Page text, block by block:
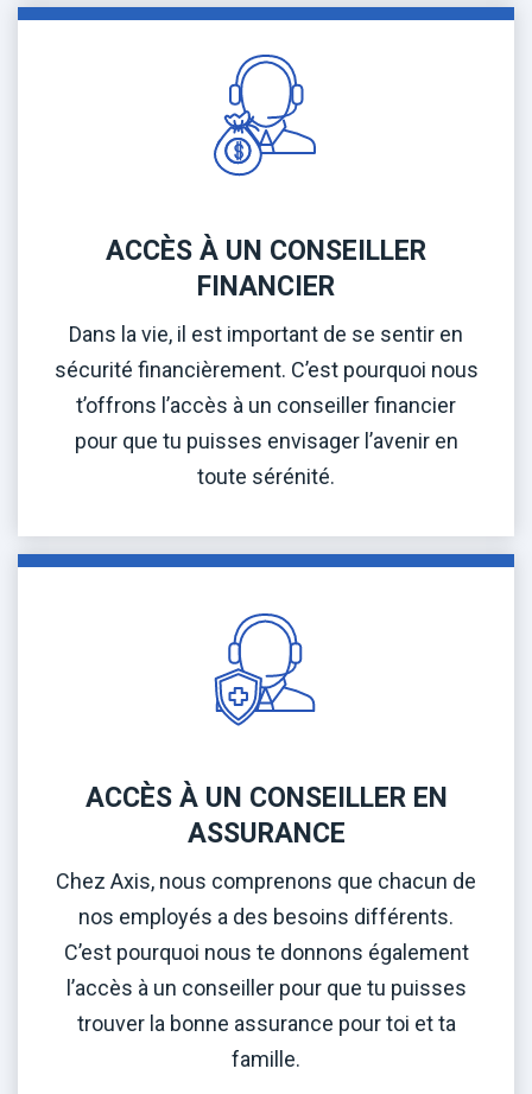
ACCÈS À UN CONSEILLER
FINANCIER
Dans la vie, il est important de se sentir en
sécurité financièrement. C’est pourquoi nous
t’offrons l’accès à un conseiller financier
pour que tu puisses envisager l’avenir en
toute sérénité.
ACCÈS À UN CONSEILLER EN
ASSURANCE
Chez Axis, nous comprenons que chacun de
nos employés a des besoins différents.
C’est pourquoi nous te donnons également
l’accès à un conseiller pour que tu puisses
trouver la bonne assurance pour toi et ta
famille.